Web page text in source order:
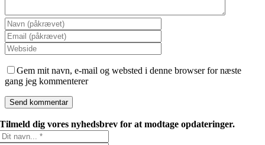
Gem mit navn, e-mail og websted i denne browser for næste
gang jeg kommenterer
Tilmeld dig vores nyhedsbrev for at modtage opdateringer.